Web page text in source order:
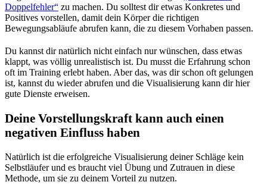
Doppelfehler“ zu machen. Du solltest dir etwas Konkretes und
Positives vorstellen, damit dein Körper die richtigen
Bewegungsabläufe abrufen kann, die zu diesem Vorhaben passen.
Du kannst dir natürlich nicht einfach nur wünschen, dass etwas
klappt, was völlig unrealistisch ist. Du musst die Erfahrung schon
oft im Training erlebt haben. Aber das, was dir schon oft gelungen
ist, kannst du wieder abrufen und die Visualisierung kann dir hier
gute Dienste erweisen.
Deine Vorstellungskraft kann auch einen
negativen Einfluss haben
Natürlich ist die erfolgreiche Visualisierung deiner Schläge kein
Selbstläufer und es braucht viel Übung und Zutrauen in diese
Methode, um sie zu deinem Vorteil zu nutzen.